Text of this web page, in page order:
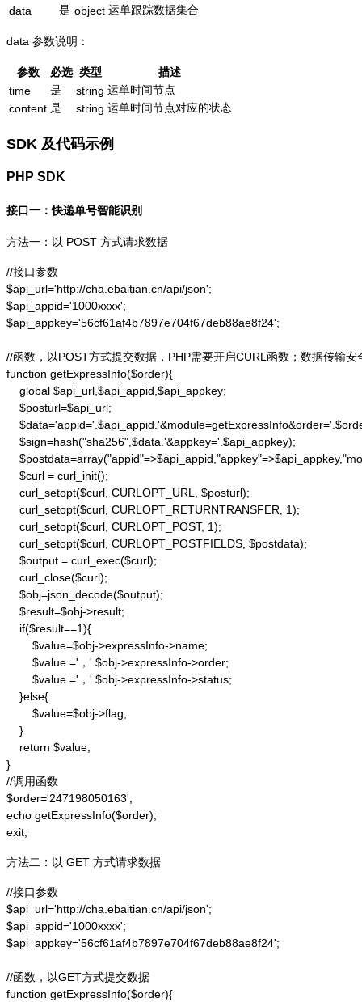
data
是 object 运单跟踪数据集合
data 参数说明：
参数 必选 类型
描述
time
是 string 运单时间节点
content 是 string 运单时间节点对应的状态
SDK 及代码示例
PHP SDK
接口一：快递单号智能识别
方法一：以 POST 方式请求数据
//接口参数
$api_url='http://cha.ebaitian.cn/api/json';
$api_appid='1000xxxx';
$api_appkey='56cf61af4b7897e704f67deb88ae8f24';
//函数，以POST方式提交数据，PHP需要开启CURL函数；数据传输安
function getExpressInfo($order){
    global $api_url,$api_appid,$api_appkey;
    $posturl=$api_url;
    $sign=hash("sha256",$data.'&appkey='.$api_appkey);
    $curl = curl_init();
    curl_setopt($curl, CURLOPT_URL, $posturl);
    curl_setopt($curl, CURLOPT_RETURNTRANSFER, 1);
    curl_setopt($curl, CURLOPT_POST, 1);
    curl_setopt($curl, CURLOPT_POSTFIELDS, $postdata);
    $output = curl_exec($curl);
    curl_close($curl);
    $obj=json_decode($output);
    $result=$obj->result;
    if($result==1){
        $value=$obj->expressInfo->name;
        $value.='，'.$obj->expressInfo->order;
        $value.='，'.$obj->expressInfo->status;
    }else{
        $value=$obj->flag;
    }
    return $value;
}
//调用函数
$order='247198050163';
echo getExpressInfo($order);
exit;
方法二：以 GET 方式请求数据
//接口参数
$api_url='http://cha.ebaitian.cn/api/json';
$api_appid='1000xxxx';
$api_appkey='56cf61af4b7897e704f67deb88ae8f24';
//函数，以GET方式提交数据
function getExpressInfo($order){